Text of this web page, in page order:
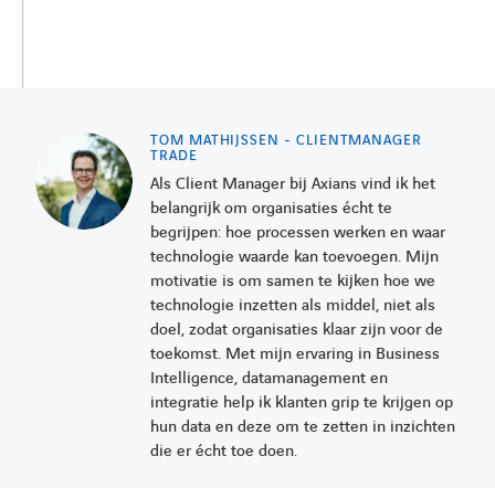
TOM MATHIJSSEN - CLIENTMANAGER
TRADE
Als Client Manager bij Axians vind ik het
belangrijk om organisaties écht te
begrijpen: hoe processen werken en waar
technologie waarde kan toevoegen. Mijn
motivatie is om samen te kijken hoe we
technologie inzetten als middel, niet als
doel, zodat organisaties klaar zijn voor de
toekomst. Met mijn ervaring in Business
Intelligence, datamanagement en
integratie help ik klanten grip te krijgen op
hun data en deze om te zetten in inzichten
die er écht toe doen.